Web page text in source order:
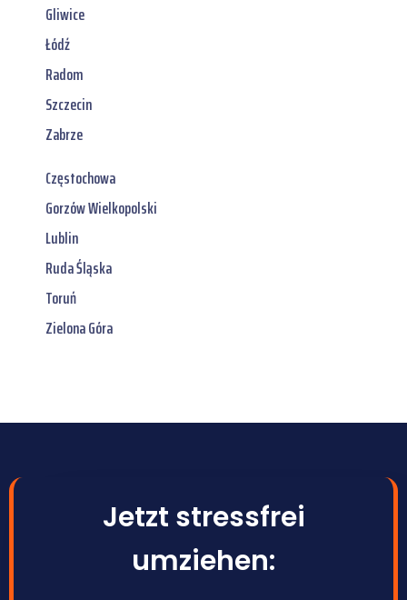
Gliwice
Łódź
Radom
Szczecin
Zabrze
Częstochowa
Gorzów Wielkopolski
Lublin
Ruda Śląska
Toruń
Zielona Góra
Jetzt stressfrei
umziehen: